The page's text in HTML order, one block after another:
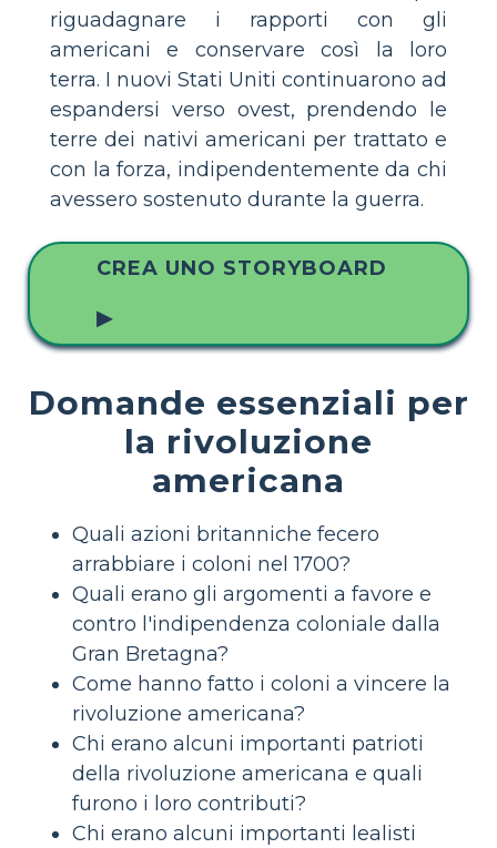
riguadagnare i rapporti con gli
americani e conservare così la loro
terra. I nuovi Stati Uniti continuarono ad
espandersi verso ovest, prendendo le
terre dei nativi americani per trattato e
con la forza, indipendentemente da chi
avessero sostenuto durante la guerra.
CREA UNO STORYBOARD
▶
Domande essenziali per
la rivoluzione
americana
Quali azioni britanniche fecero
arrabbiare i coloni nel 1700?
Quali erano gli argomenti a favore e
contro l'indipendenza coloniale dalla
Gran Bretagna?
Come hanno fatto i coloni a vincere la
rivoluzione americana?
Chi erano alcuni importanti patrioti
della rivoluzione americana e quali
furono i loro contributi?
Chi erano alcuni importanti lealisti